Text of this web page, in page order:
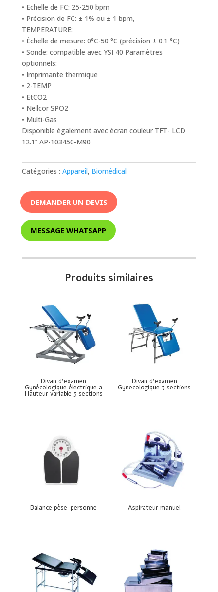
• Echelle de FC: 25-250 bpm
• Précision de FC: ± 1% ou ± 1 bpm,
TEMPERATURE:
• Échelle de mesure: 0°C-50 °C (précision ± 0.1 °C)
• Sonde: compatible avec YSI 40 Paramètres
optionnels:
• Imprimante thermique
• 2-TEMP
• EtCO2
• Nellcor SPO2
• Multi-Gas
Disponible également avec écran couleur TFT- LCD
12.1” AP-103450-M90
Catégories : Appareil, Biomédical
DEMANDER UN DEVIS
MESSAGE WHATSAPP
Produits similaires
Divan d’examen
Gynécologique électrique a
Hauteur variable 3 sections
Divan d’examen
Gynecologique 3 sections
Balance pèse-personne Aspirateur manuel